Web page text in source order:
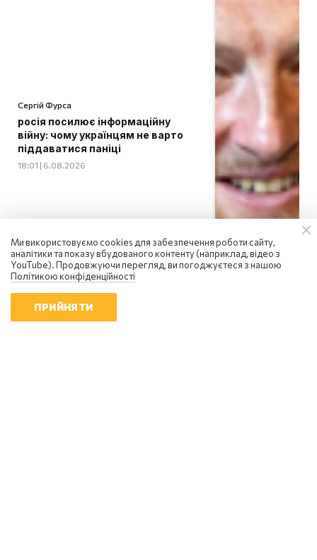
Сергій Фурса
росія посилює інформаційну
війну: чому українцям не варто
піддаватися паніці
18:01 | 6.08.2026
Ми використовуємо cookies для забезпечення роботи сайту,
аналітики та показу вбудованого контенту (наприклад, відео з
YouTube). Продовжуючи перегляд, ви погоджуєтеся з нашою
Політикою конфіденційності
ПРИЙНЯТИ